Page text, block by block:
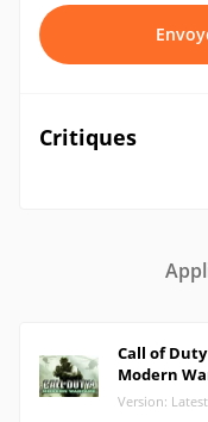
Critiques
Call of Duty
Modern
Version: Latest